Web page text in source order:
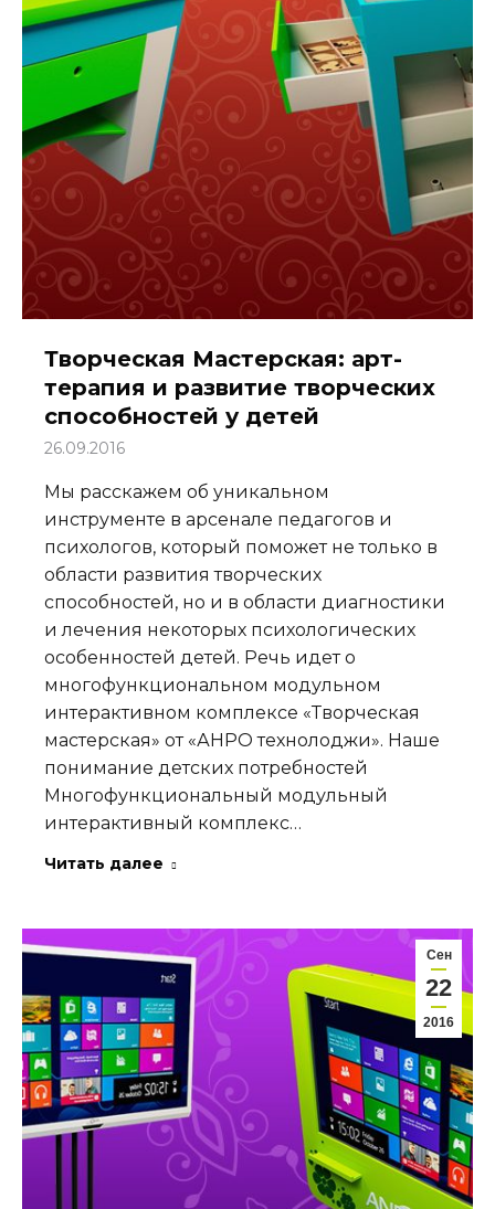
Творческая Мастерская: арт-
терапия и развитие творческих
способностей у детей
26.09.2016
Мы расскажем об уникальном
инструменте в арсенале педагогов и
психологов, который поможет не только в
области развития творческих
способностей, но и в области диагностики
и лечения некоторых психологических
особенностей детей. Речь идет о
многофункциональном модульном
интерактивном комплексе «Творческая
мастерская» от «АНРО технолоджи». Наше
понимание детских потребностей
Многофункциональный модульный
интерактивный комплекс…
Читать далее
Сен
22
2016